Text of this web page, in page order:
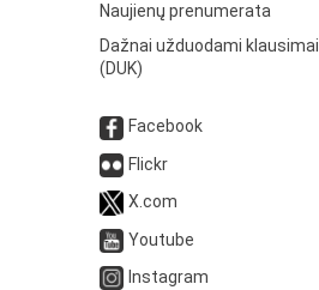
Naujienų prenumerata
Dažnai užduodami klausimai
(DUK)
Facebook
Flickr
X.com
Youtube
Instagram